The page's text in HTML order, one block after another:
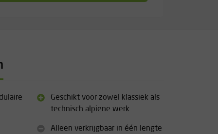
Geschikt voor zowel klassiek als
technisch alpiene werk
Alleen verkrijgbaar in één lengte